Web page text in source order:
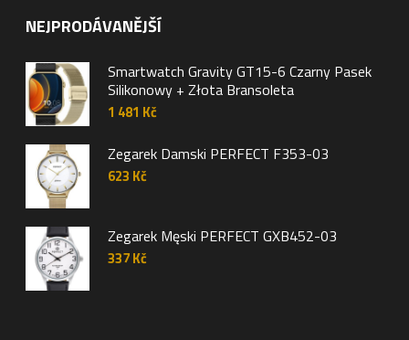
NEJPRODÁVANĚJŠÍ
Smartwatch Gravity GT15-6 Czarny Pasek
Silikonowy + Złota Bransoleta
1 481 Kč
Zegarek Damski PERFECT F353-03
623 Kč
Zegarek Męski PERFECT GXB452-03
337Kč